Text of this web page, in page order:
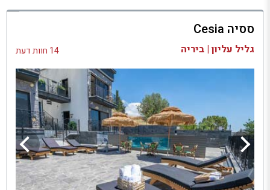
למתחם זה
בדיקת זמינות ומחירים
ססיה Cesia
גליל עליון | ביריה 14 חוות דעת